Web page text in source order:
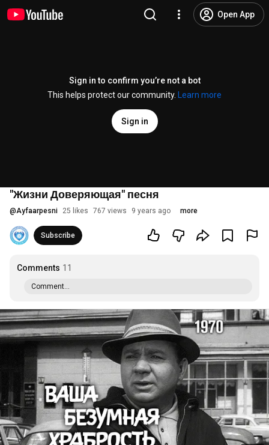
Open App
Sign in to confirm you’re not a bot
This helps protect our community.
Learn more
Sign in
"Жизни Доверяющая" песня
@Ayfaarpesni 25 likes 767 views 9 years ago more
Subscribe
Comments 11
Comment...